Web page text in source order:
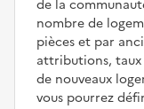
de la
nombre de
pièces et par
attributions,
de nouveaux
vous pourrez